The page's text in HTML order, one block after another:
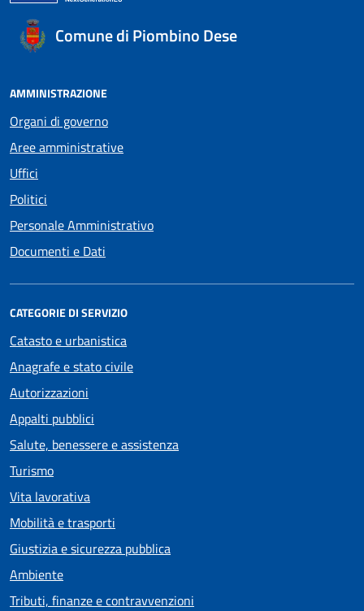
Comune di Piombino Dese
AMMINISTRAZIONE
Organi di governo
Aree amministrative
Uffici
Politici
Personale Amministrativo
Documenti e Dati
CATEGORIE DI SERVIZIO
Catasto e urbanistica
Anagrafe e stato civile
Autorizzazioni
Appalti pubblici
Salute, benessere e assistenza
Turismo
Vita lavorativa
Mobilità e trasporti
Giustizia e sicurezza pubblica
Ambiente
Tributi, finanze e contravvenzioni